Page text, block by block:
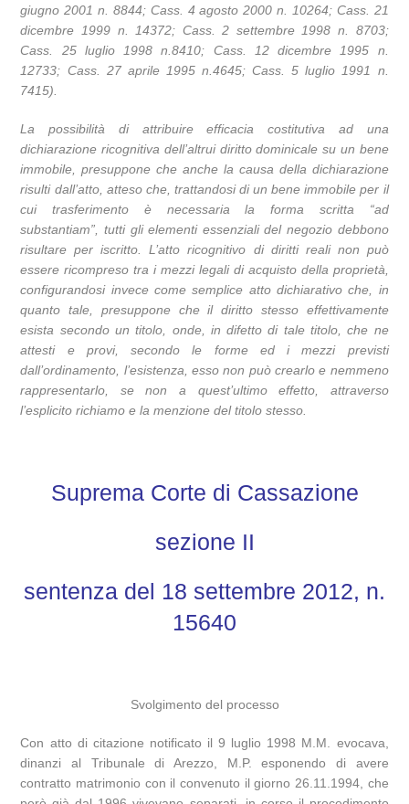
giugno 2001 n. 8844; Cass. 4 agosto 2000 n. 10264; Cass. 21
dicembre 1999 n. 14372; Cass. 2 settembre 1998 n. 8703;
Cass. 25 luglio 1998 n.8410; Cass. 12 dicembre 1995 n.
12733; Cass. 27 aprile 1995 n.4645; Cass. 5 luglio 1991 n.
7415).
La possibilità di attribuire efficacia costitutiva ad una
dichiarazione ricognitiva dell’altrui diritto dominicale su un bene
immobile, presuppone che anche la causa della dichiarazione
risulti dall’atto, atteso che, trattandosi di un bene immobile per il
cui trasferimento è necessaria la forma scritta “ad
substantiam”, tutti gli elementi essenziali del negozio debbono
risultare per iscritto. L’atto ricognitivo di diritti reali non può
essere ricompreso tra i mezzi legali di acquisto della proprietà,
configurandosi invece come semplice atto dichiarativo che, in
quanto tale, presuppone che il diritto stesso effettivamente
esista secondo un titolo, onde, in difetto di tale titolo, che ne
attesti e provi, secondo le forme ed i mezzi previsti
dall’ordinamento, l’esistenza, esso non può crearlo e nemmeno
rappresentarlo, se non a quest’ultimo effetto, attraverso
l’esplicito richiamo e la menzione del titolo stesso.
Suprema Corte di Cassazione
sezione II
sentenza del 18 settembre 2012, n.
15640
Svolgimento del processo
Con atto di citazione notificato il 9 luglio 1998 M.M. evocava,
dinanzi al Tribunale di Arezzo, M.P. esponendo di avere
contratto matrimonio con il convenuto il giorno 26.11.1994, che